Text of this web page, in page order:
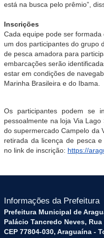
está na busca pelo prêmio”,
Inscrições
Cada equipe pode ser
um dos participantes do grupo
de pesca amadora para
embarcações serão
estar em condições de
Marinha Brasileira e do Ibama.
Os participantes podem se
pessoalmente na loja Via
do supermercado Campelo da
retirada da licença de pesca
no link de inscrição: https://
Informações da Prefeitura
Prefeitura Municipal de
Palácio Tancredo Neves,
CEP 77804-030, Araguaína -